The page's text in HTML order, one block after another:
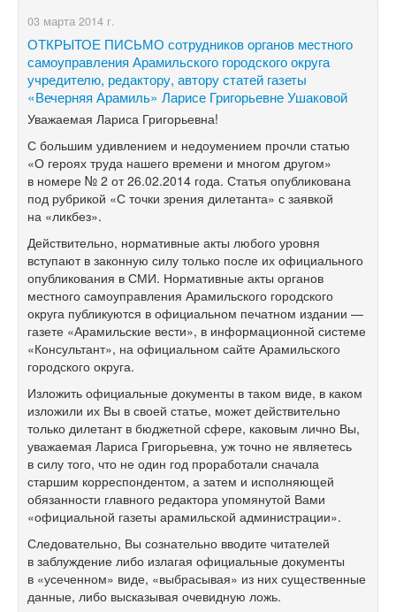
03 марта 2014 г.
ОТКРЫТОЕ ПИСЬМО сотрудников органов местного
самоуправления Арамильского городского округа
учредителю, редактору, автору статей газеты
«Вечерняя Арамиль» Ларисе Григорьевне Ушаковой
Уважаемая Лариса Григорьевна!
С большим удивлением и недоумением прочли статью
«О героях труда нашего времени и многом другом»
в номере № 2 от 26.02.2014 года. Статья опубликована
под рубрикой «С точки зрения дилетанта» с заявкой
на «ликбез».
Действительно, нормативные акты любого уровня
вступают в законную силу только после их официального
опубликования в СМИ. Нормативные акты органов
местного самоуправления Арамильского городского
округа публикуются в официальном печатном издании —
газете «Арамильские вести», в информационной системе
«Консультант», на официальном сайте Арамильского
городского округа.
Изложить официальные документы в таком виде, в каком
изложили их Вы в своей статье, может действительно
только дилетант в бюджетной сфере, каковым лично Вы,
уважаемая Лариса Григорьевна, уж точно не являетесь
в силу того, что не один год проработали сначала
старшим корреспондентом, а затем и исполняющей
обязанности главного редактора упомянутой Вами
«официальной газеты арамильской администрации».
Следовательно, Вы сознательно вводите читателей
в заблуждение либо излагая официальные документы
в «усеченном» виде, «выбрасывая» из них существенные
данные, либо высказывая очевидную ложь.